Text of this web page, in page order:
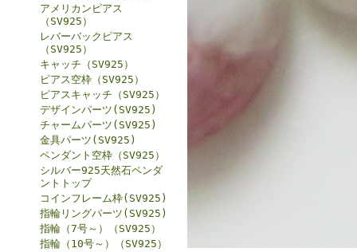
アメリカンピアス
（SV925）
レバーバックピアス
（SV925）
キャッチ（SV925）
ピアス空枠（SV925）
ピアスキャッチ（SV925）
デザインパーツ(SV925)
チャームパーツ(SV925)
金具パーツ(SV925)
ペンダント空枠（SV925）
シルバー925天然石ペンダ
ントトップ
コインフレーム枠(SV925)
指輪リングパーツ(SV925)
指輪（7号～）（SV925）
指輪（10号～）（SV925）